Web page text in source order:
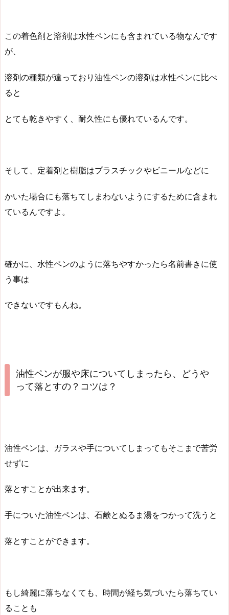
この着色剤と溶剤は水性ペンにも含まれている物なんです
が、
溶剤の種類が違っており油性ペンの溶剤は水性ペンに比べ
ると
とても乾きやすく、耐久性にも優れているんです。
そして、定着剤と樹脂はプラスチックやビニールなどに
かいた場合にも落ちてしまわないようにするために含まれ
ているんですよ。
確かに、水性ペンのように落ちやすかったら名前書きに使
う事は
できないですもんね。
油性ペンが服や床についてしまったら、どうや
って落とすの？コツは？
油性ペンは、ガラスや手についてしまってもそこまで苦労
せずに
落とすことが出来ます。
手についた油性ペンは、石鹸とぬるま湯をつかって洗うと
落とすことができます。
もし綺麗に落ちなくても、時間が経ち気づいたら落ちてい
ることも